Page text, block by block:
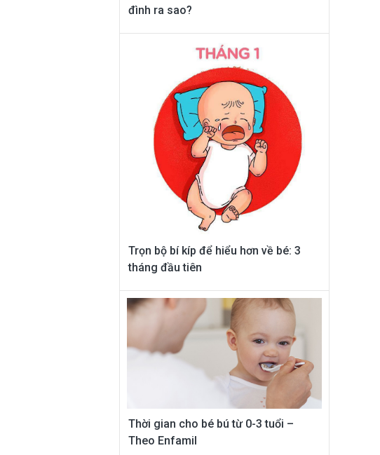
đình ra sao?
Trọn bộ bí kíp để hiểu hơn về bé: 3
tháng đầu tiên
Thời gian cho bé bú từ 0-3 tuổi –
Theo Enfamil